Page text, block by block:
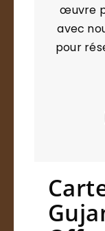
œuvre
avec
pour